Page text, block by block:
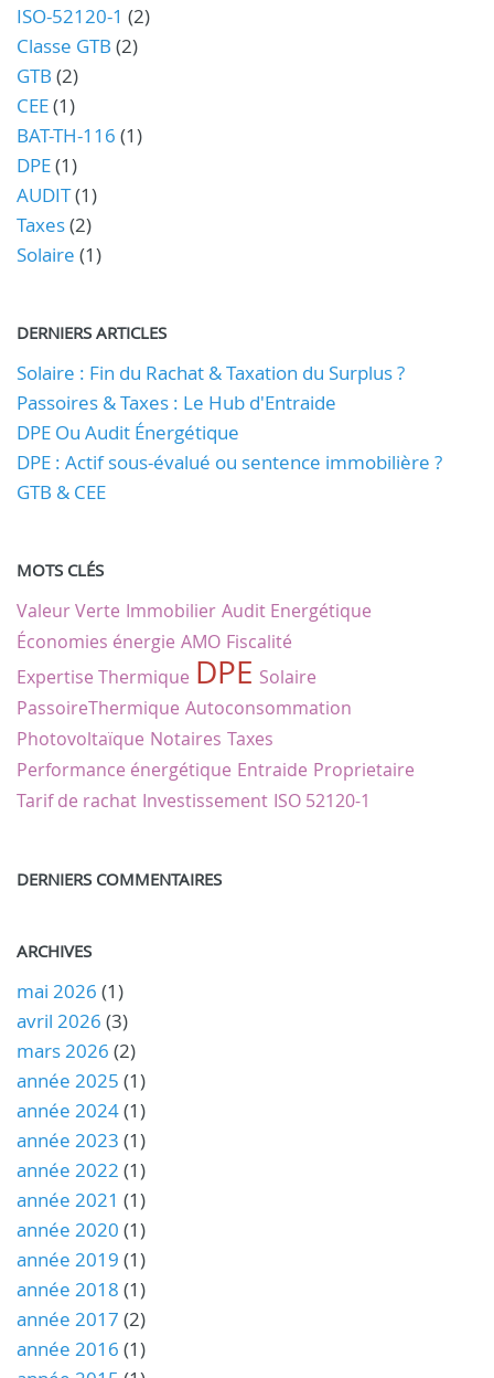
ISO-52120-1 (2)
Classe GTB (2)
GTB (2)
CEE(1)
BAT-TH-116 (1)
DPE(1)
AUDIT(1)
Taxes(2)
Solaire (1)
DERNIERS ARTICLES
Solaire : Fin du Rachat & Taxation du Surplus ?
Passoires & Taxes : Le Hub d'Entraide
DPE Ou Audit Énergétique
DPE : Actif sous-évalué ou sentence immobilière ?
GTB & CEE
MOTS CLÉS
Valeur Verte Immobilier Audit Energétique
Économies énergie AMO Fiscalité
Expertise Thermique DPE Solaire
PassoireThermique Autoconsommation
Photovoltaïque Notaires Taxes
Performance énergétique Entraide Proprietaire
Tarif de rachat Investissement ISO 52120-1
DERNIERS COMMENTAIRES
ARCHIVES
mai 2026 (1)
avril 2026 (3)
mars 2026 (2)
année 2025 (1)
année 2024(1)
année 2023 (1)
année 2022 (1)
année 2021 (1)
année 2020 (1)
année 2019 (1)
année 2018 (1)
année 2017 (2)
année 2016 (1)